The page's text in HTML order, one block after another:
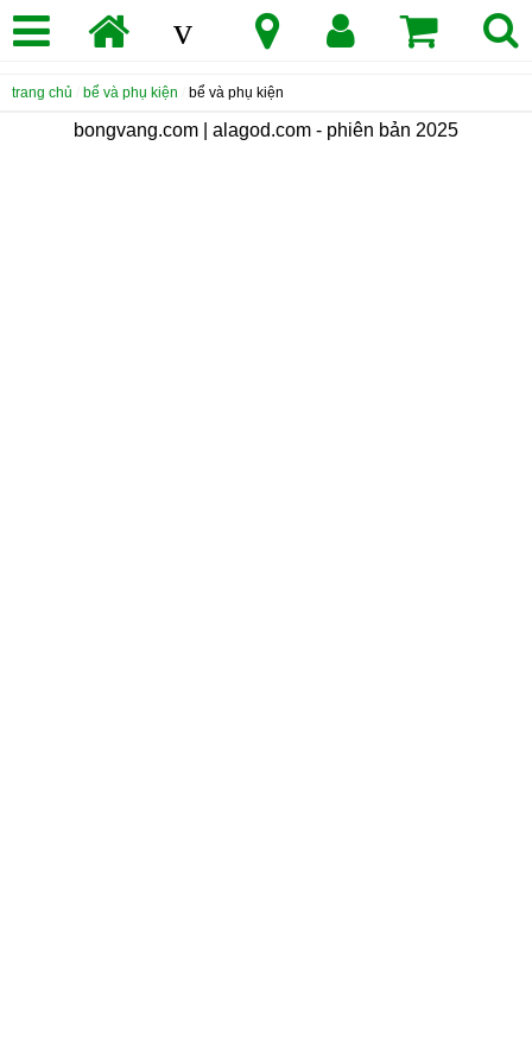
v
trang chủ bể và phụ kiện bể và phụ kiện
bongvang.com | alagod.com - phiên bản 2025